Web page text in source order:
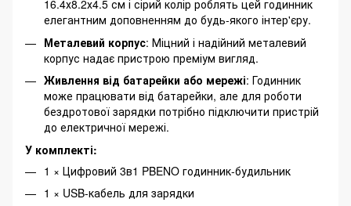
16.4х8.2х4.5 см і сірий колір роблять цей годинник
елегантним доповненням до будь-якого інтер'єру.
Металевий корпус: Міцний і надійний металевий
корпус надає пристрою преміум вигляд.
Живлення від батарейки або мережі: Годинник
може працювати від батарейки, але для роботи
бездротової зарядки потрібно підключити пристрій
до електричної мережі.
У комплекті:
1 × Цифровий 3в1 PBENO годинник-будильник
1 × USB-кабель для зарядки